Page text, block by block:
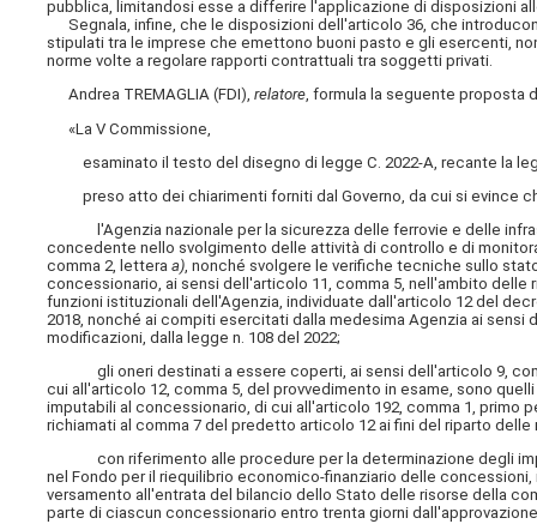
pubblica, limitandosi esse a differire l'applicazione di disposizioni
Segnala, infine, che le disposizioni dell'articolo 36, che
stipulati tra le imprese che emettono buoni pasto e gli esercenti,
norme volte a regolare rapporti contrattuali tra soggetti privati.
Andrea TREMAGLIA (FDI),relatore, formula la seguente proposta
«La V Commissione,
esaminato il testo del disegno di legge C. 2022-A, recante la
preso atto dei chiarimenti forniti dal Governo, da cui si evince
l'Agenzia nazionale per la sicurezza delle ferrovie e delle
concedente nello svolgimento delle attività di controllo e di
comma 2, letteraa), nonché svolgere le verifiche tecniche sullo
concessionario, ai sensi dell'articolo 11, comma 5, nell'ambito
funzioni istituzionali dell'Agenzia, individuate dall'articolo 12 del
2018, nonché ai compiti esercitati dalla medesima Agenzia ai sensi
modificazioni, dalla legge n. 108 del 2022;
gli oneri destinati a essere coperti, ai sensi dell'articolo 9,
cui all'articolo 12, comma 5, del provvedimento in esame, sono
imputabili al concessionario, di cui all'articolo 192, comma 1,
richiamati al comma 7 del predetto articolo 12 ai fini del riparto
con riferimento alle procedure per la determinazione degli
nel Fondo per il riequilibrio economico-finanziario delle
versamento all'entrata del bilancio dello Stato delle risorse della
parte di ciascun concessionario entro trenta giorni